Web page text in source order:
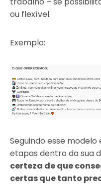
ou flexível.
Exemplo:
Seguindo esse
etapas dentro da sua
certeza de que
certas que tanto